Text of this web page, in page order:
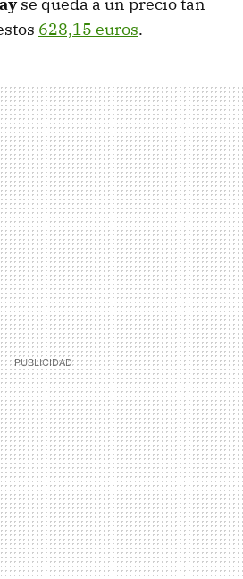
se queda a un precio tan
628,15 euros.